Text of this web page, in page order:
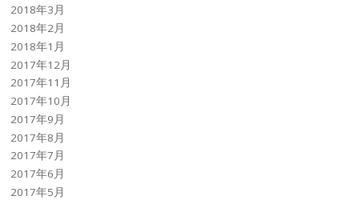
2018年3月
2018年2月
2018年1月
2017年12月
2017年11月
2017年10月
2017年9月
2017年8月
2017年7月
2017年6月
2017年5月